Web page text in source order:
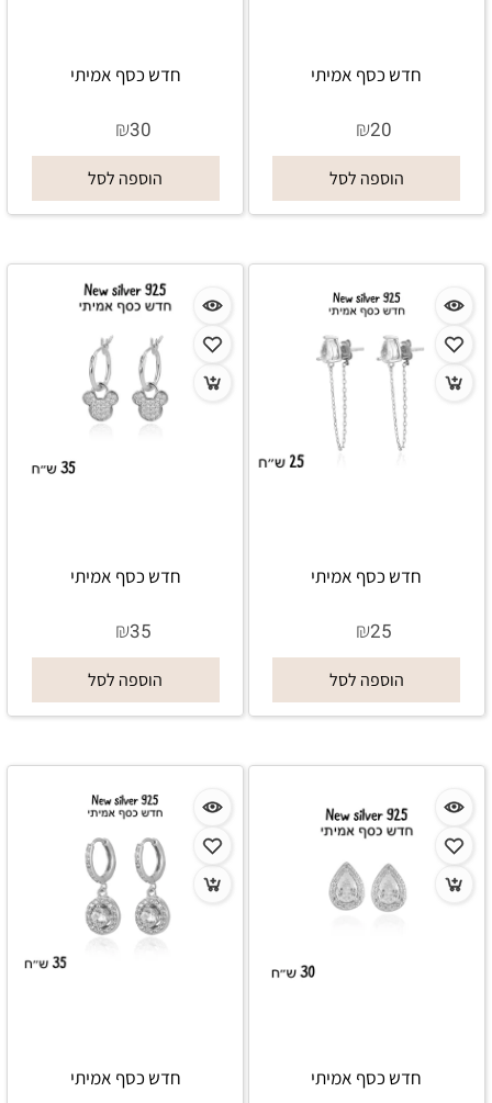
חדש כסף אמיתי
₪20
הוספה לסל
חדש כסף אמיתי
₪30
הוספה לסל
חדש כסף אמיתי
₪25
הוספה לסל
חדש כסף אמיתי
₪35
הוספה לסל
חדש כסף אמיתי חדש כסף אמיתי